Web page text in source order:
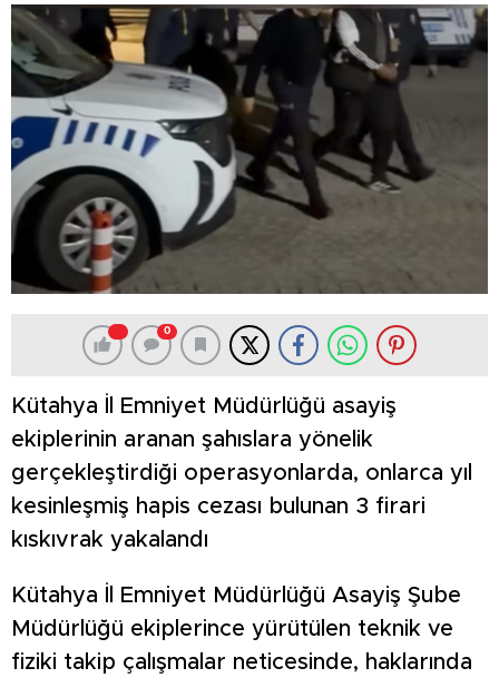
0
Kütahya İl Emniyet Müdürlüğü asayiş
ekiplerinin aranan şahıslara yönelik
gerçekleştirdiği operasyonlarda, onlarca yıl
kesinleşmiş hapis cezası bulunan 3 firari
kıskıvrak yakalandı
Kütahya İl Emniyet Müdürlüğü Asayiş Şube
Müdürlüğü ekiplerince yürütülen teknik ve
fiziki takip çalışmalar neticesinde, haklarında